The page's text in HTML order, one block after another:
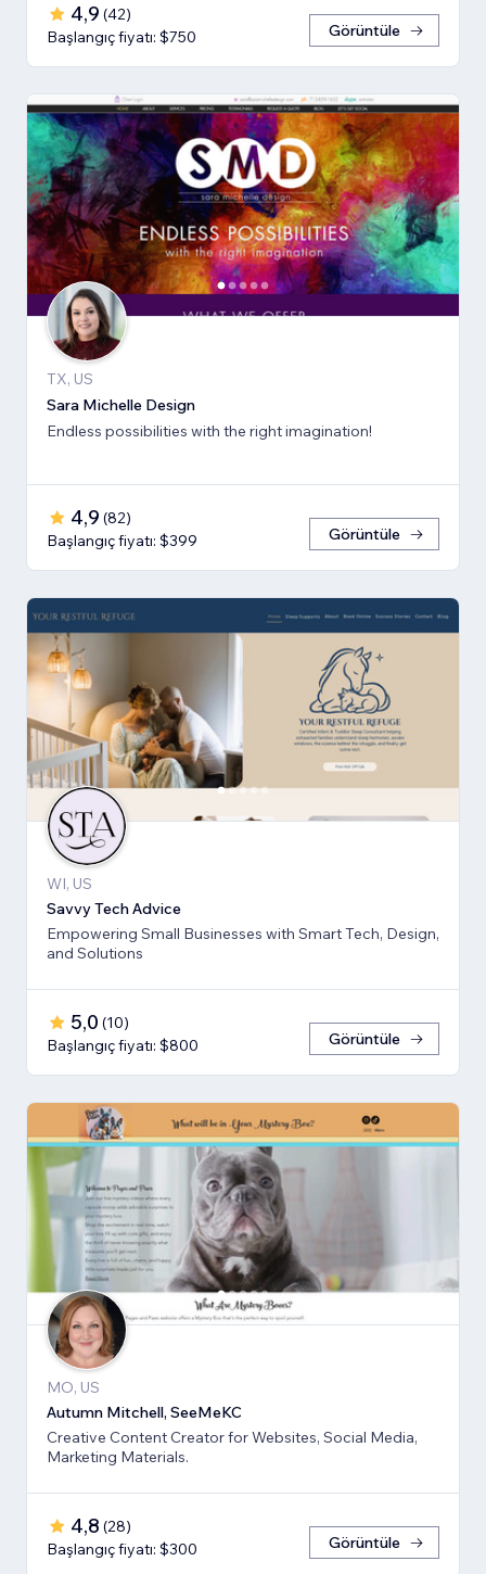
4,9 (42)
Başlangıç fiyatı: $750
Görüntüle
TX, US
Sara Michelle Design
Endless possibilities with the right imagination!
4,9 (82)
Başlangıç fiyatı: $399
Görüntüle
WI, US
Savvy Tech Advice
Empowering Small Businesses with Smart Tech, Design,
and Solutions
5,0 (10)
Başlangıç fiyatı: $800
Görüntüle
MO, US
Autumn Mitchell, SeeMeKC
Creative Content Creator for Websites, Social Media,
Marketing Materials.
4,8 (28)
Başlangıç fiyatı: $300
Görüntüle